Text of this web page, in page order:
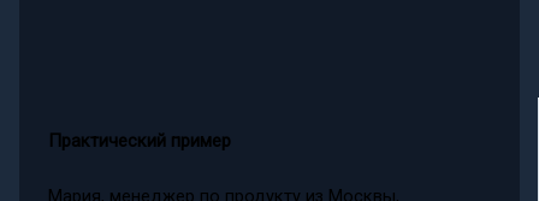
Практический пример
Мария, менеджер по продукту из Москвы,